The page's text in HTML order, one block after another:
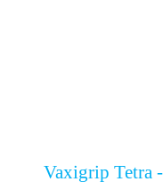
Vaxigrip Tetra